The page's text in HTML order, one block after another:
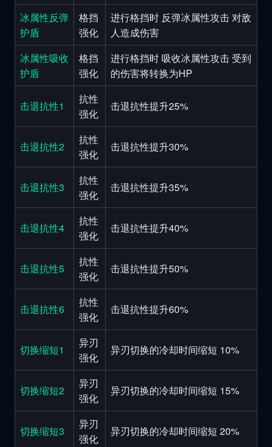
冰属性反弹
护盾
格挡
强化
进行格挡时 反弹冰属性攻击 对敌
人造成伤害
冰属性吸收
护盾
格挡
强化
进行格挡时 吸收冰属性攻击 受到
的伤害将转换为HP
击退抗性1
抗性
强化
击退抗性提升25%
击退抗性2
抗性
强化
击退抗性提升30%
击退抗性3
抗性
强化
击退抗性提升35%
击退抗性4
抗性
强化
击退抗性提升40%
击退抗性5
抗性
强化
击退抗性提升50%
击退抗性6
抗性
强化
击退抗性提升60%
切换缩短1
异刃
强化
异刃切换的冷却时间缩短 10%
切换缩短2
异刃
强化
异刃切换的冷却时间缩短 15%
切换缩短3
异刃
强化
异刃切换的冷却时间缩短 20%